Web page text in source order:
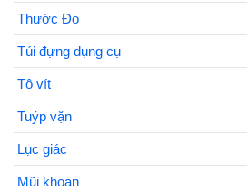
Thước Đo
Túi đựng dụng cụ
Tô vít
Tuýp vặn
Lục giác
Mũi khoan